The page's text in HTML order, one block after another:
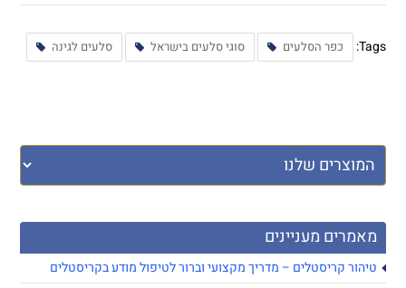
מאמרים מעניינים
טיהור קריסטלים – מדריך מקצועי וברור לטיפול מודע בקריסטלים
Tags: כפר הסלעים סוגי סלעים בישראל סלעים לגינה